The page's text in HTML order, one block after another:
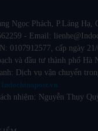
Ngọc Phách, P.Láng
- Email:
0107912577, cấp ngày
và đầu tư thành phố Hà
Dịch vụ vận chuyển
Indochinapost.vn
nhiệm: Nguyễn Thụy